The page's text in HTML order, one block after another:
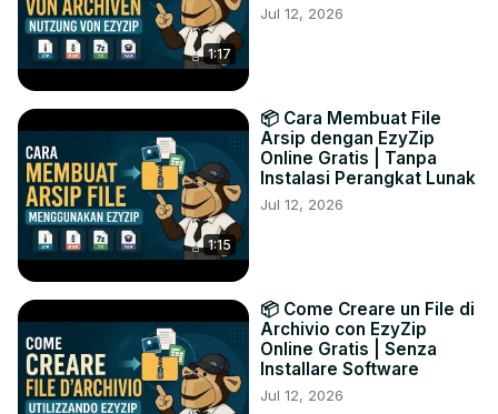
1:17
Jul 12, 2026
1:15
📦 Cara Membuat File
Arsip dengan EzyZip
Online Gratis | Tanpa
Instalasi Perangkat Lunak
Jul 12, 2026
📦 Come Creare un File di
Archivio con EzyZip
Online Gratis | Senza
Installare Software
Jul 12, 2026